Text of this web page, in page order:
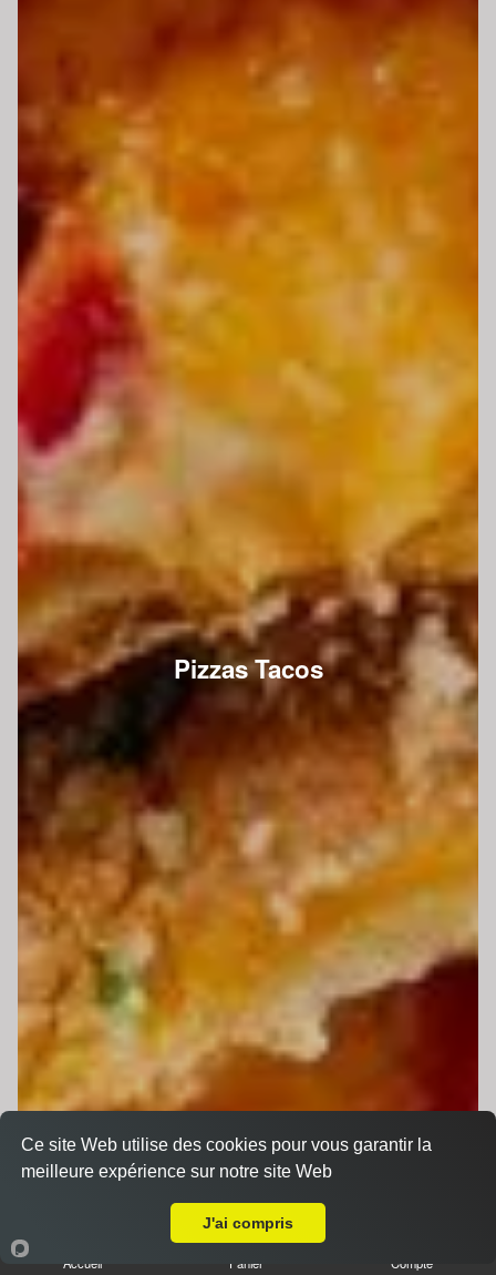
Pizzas Tacos
Accueil Panier Compte
Ce site Web utilise des cookies pour vous garantir la
meilleure expérience sur notre site Web
J'ai compris